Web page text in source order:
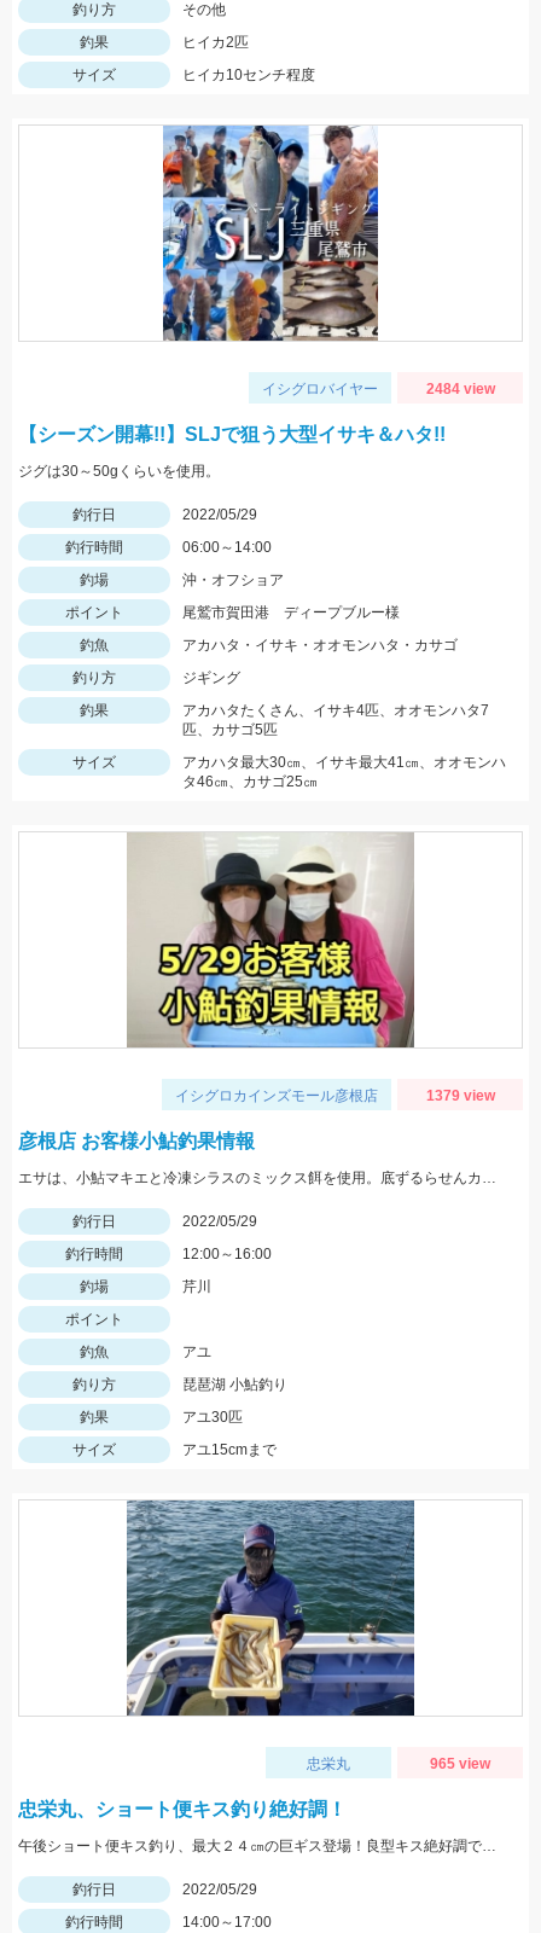
釣り方
その他
釣果
ヒイカ2匹
サイズ
ヒイカ10センチ程度
イシグロバイヤー 2484 view
【シーズン開幕!!】SLJで狙う大型イサキ＆ハタ!!
ジグは30～50gくらいを使用。
釣行日
2022/05/29
釣行時間
06:00～14:00
釣場
沖・オフショア
ポイント
尾鷲市賀田港 ディープブルー様
釣魚
アカハタ・イサキ・オオモンハタ・カサゴ
釣り方
ジギング
釣果
アカハタたくさん、イサキ4匹、オオモンハタ7
匹、カサゴ5匹
サイズ
アカハタ最大30㎝、イサキ最大41㎝、オオモンハ
タ46㎝、カサゴ25㎝
イシグロカインズモール彦根店 1379 view
彦根店 お客様小鮎釣果情報
エサは、小鮎マキエと冷凍シラスのミックス餌を使用。底ずるらせんカゴの流し釣りでの釣果です。
釣行日
2022/05/29
釣行時間
12:00～16:00
釣場
芹川
ポイント
釣魚
アユ
釣り方
琵琶湖 小鮎釣り
釣果
アユ30匹
サイズ
アユ15cmまで
忠栄丸 965 view
忠栄丸、ショート便キス釣り絶好調！
午後ショート便キス釣り、最大２４㎝の巨ギス登場！良型キス絶好調です！
釣行日
2022/05/29
釣行時間
14:00～17:00